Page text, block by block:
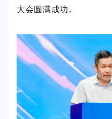
大会圆满成功。